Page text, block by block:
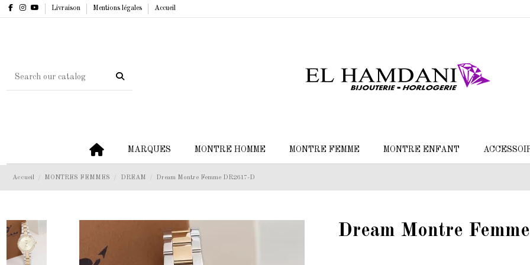
Livraison Mentions légales Accueil
MARQUES MONTRE HOMME MONTRE FEMME MONTRE ENFANT
Accueil MONTRES FEMMES DREAM Dream Montre Femme DR2617-D
Dream Montre